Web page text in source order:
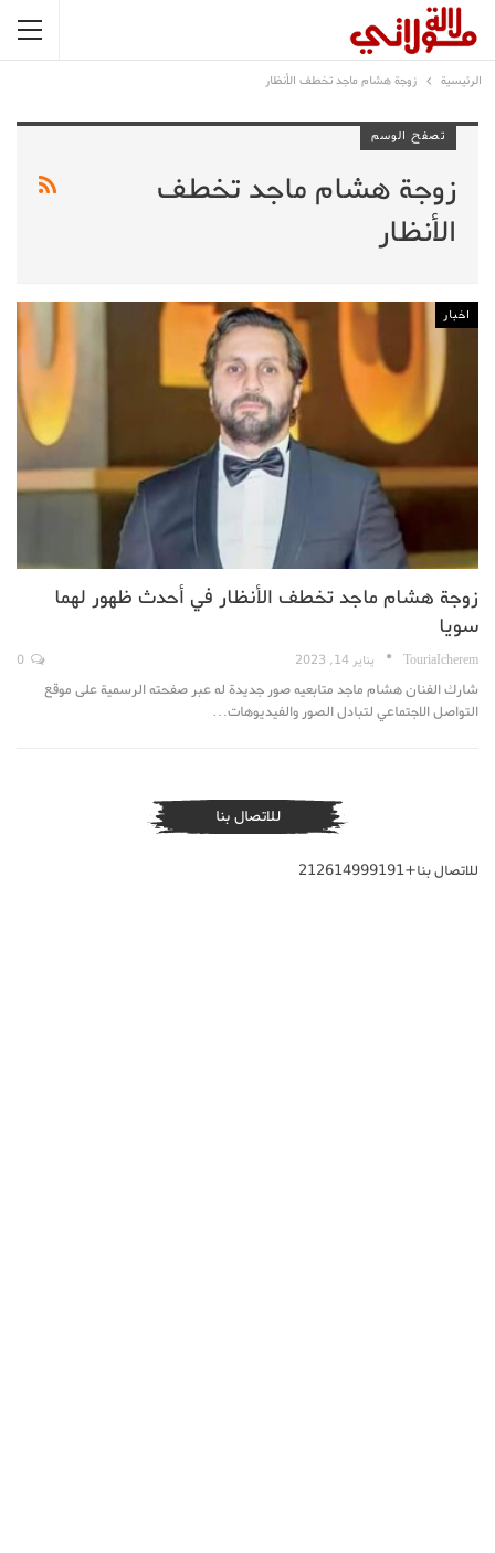
الرئيسية زوجة هشام ماجد تخطف الأنظار
تصفح الوسم
زوجة هشام ماجد تخطف
الأنظار
اخبار
زوجة هشام ماجد تخطف الأنظار في أحدث ظهور لهما
سويا
TouriaIcherem يناير 14, 2023
شارك الفنان هشام ماجد متابعيه صور جديدة له عبر صفحته الرسمية على موقع
التواصل الاجتماعي لتبادل الصور والفيديوهات…
للاتصال بنا
للاتصال بنا+212614999191